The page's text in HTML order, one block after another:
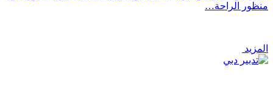
منظور الراحة…
المزيد